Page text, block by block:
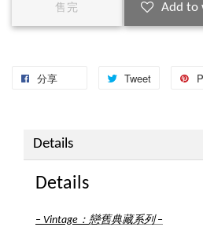
售完 Add to
分享 Tweet
Details
Details
– Vintage ： 戀舊典藏系列–